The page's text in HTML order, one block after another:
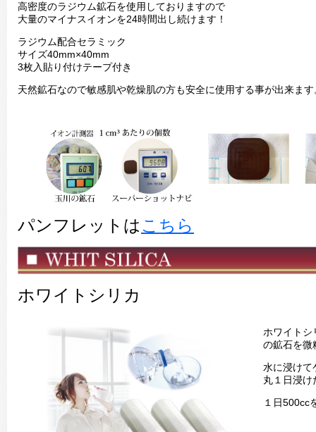
高密度のラジウム鉱石を使用しておりますので
大量のマイナスイオンを24時間出し続けます！
ラジウム配合セラミック
サイズ40mm×40mm
3枚入貼り付けテープ付き
天然鉱石なので敏感肌や乾燥肌の方も安全に使用する事が出来ます
パンフレットはこちら
ホワイトシリカ
ホワイトシ
の鉱石を微
水に浸けて
丸１日浸け
１日500cc